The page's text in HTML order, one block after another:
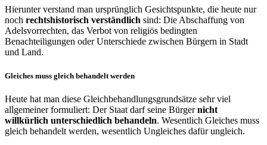
Hierunter verstand man ursprünglich Gesichtspunkte, die heute nur
noch rechtshistorisch verständlich sind: Die Abschaffung von
Adelsvorrechten, das Verbot von religiös bedingten
Benachteiligungen oder Unterschiede zwischen Bürgern in Stadt
und Land.
Gleiches muss gleich behandelt werden
Heute hat man diese Gleichbehandlungsgrundsätze sehr viel
allgemeiner formuliert: Der Staat darf seine Bürgernicht
willkürlich unterschiedlich behandeln. Wesentlich Gleiches muss
gleich behandelt werden, wesentlich Ungleiches dafür ungleich.